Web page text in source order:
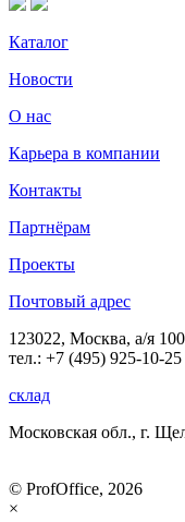
Каталог
Новости
О нас
Карьера в компании
Контакты
Партнёрам
Проекты
Почтовый адрес
123022, Москва, а/я 100
тел.: +7 (495) 925-10-25
склад
Московская обл., г.
© ProfOffice, 2026
×